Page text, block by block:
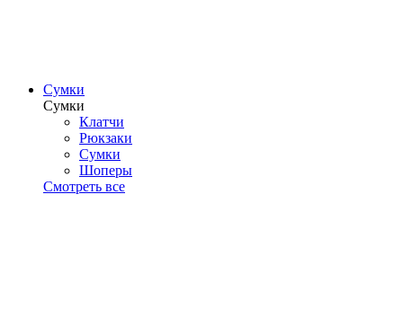
Сумки
Сумки
Клатчи
Рюкзаки
Сумки
Шоперы
Смотреть все